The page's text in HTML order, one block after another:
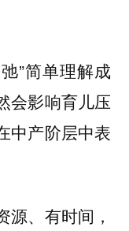
”简单理解成
会影响育儿压
中产阶层中表
源、有时间，